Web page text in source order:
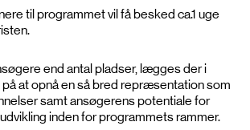
til programmet vil få besked ca.1 uge
end antal pladser, lægges der i
at opnå en så bred repræsentation som
samt ansøgerens potentiale for
inden for programmets rammer.